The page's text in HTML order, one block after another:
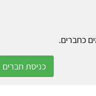
כחברים.
כניסת חברים